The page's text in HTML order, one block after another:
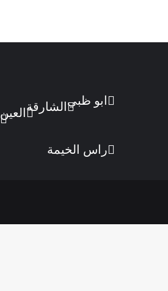
ابو ظبي الشارقة العين
راس الخيمة